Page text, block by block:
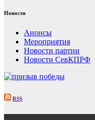
Новости
Анонсы
Мероприятия
Новости партии
Новости СевКПРФ
RSS